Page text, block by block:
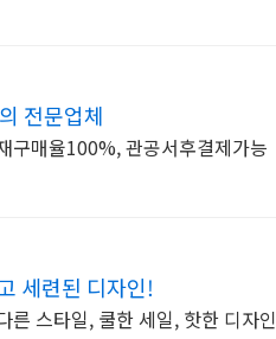
전문업체
구매율100%, 관공서후결제가능
세련된 디자인!
른 스타일, 쿨한 세일, 핫한 디자인